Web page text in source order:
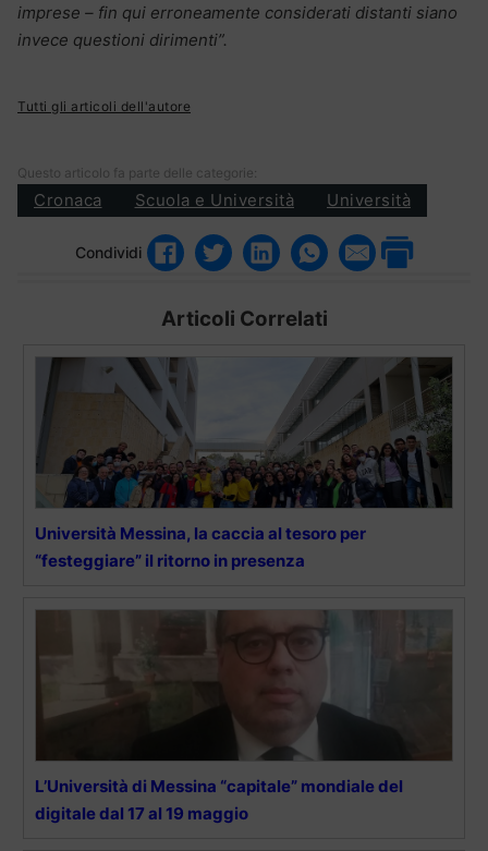
imprese – fin qui erroneamente considerati distanti siano
invece questioni dirimenti”.
Tutti gli articoli dell'autore
Questo articolo fa parte delle categorie:
Cronaca Scuola e Università Università
Condividi
Articoli Correlati
Università Messina, la caccia al tesoro per
“festeggiare” il ritorno in presenza
L’Università di Messina “capitale” mondiale del
digitale dal 17 al 19 maggio